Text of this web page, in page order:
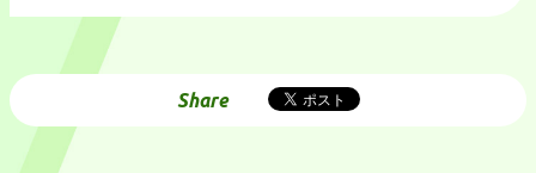
Share